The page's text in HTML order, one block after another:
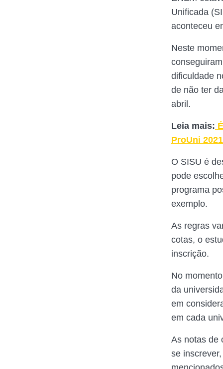
Unificada
aconteceu
Neste
dificuldade
de não ter
abril.
Leia mais:
ProUni
O SISU é
pode
programa
exemplo.
As regras
cotas, o
inscrição.
No
da
em
em cada
As notas de
se